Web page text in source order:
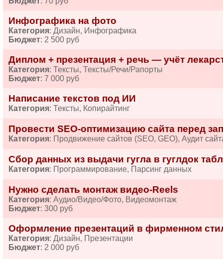
Инфографика на фото
Категория: Дизайн, Инфографика
Бюджет: 2 500 руб
Диплом + презентация + речь — учёт
Категория: Тексты, Тексты/Речи/Рапорты
Бюджет: 7 000 руб
Написание текстов под ИИ
Категория: Тексты, Копирайтинг
Провести SEO-оптимизацию сайта перед
Категория: Продвижение сайтов (SEO, GEO), Аудит
Сбор данных из выдачи гугла в гуглдок
Категория: Программирование, Парсинг данных
Нужно сделать монтаж видео-Reels
Категория: Аудио/Видео/Фото, Видеомонтаж
Бюджет: 300 руб
Оформление презентаций в фирменном
Категория: Дизайн, Презентации
Бюджет: 2 000 руб